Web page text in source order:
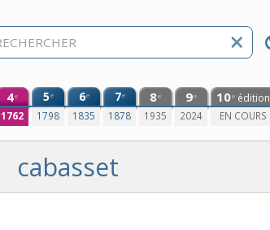
4e
1762
5e
1798
6e
1835
7e
1878
8e
1935
9e
2024
10e édition
EN COURS
cabasset